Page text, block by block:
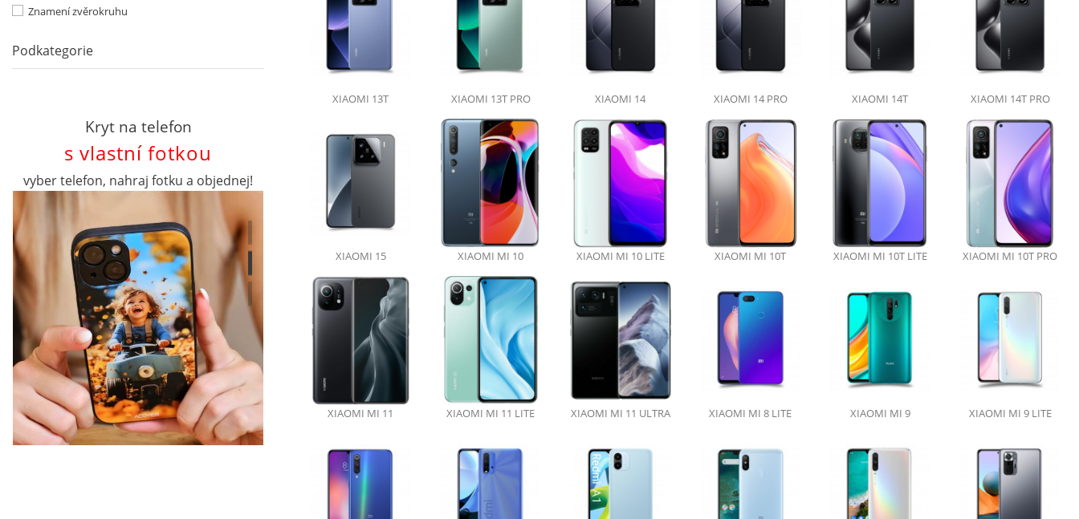
Znamení zvěrokruhu
Podkategorie
Kryt na telefon
s vlastní fotkou
vyber telefon, nahraj fotku a objednej!
XIAOMI 13T XIAOMI 13T PRO XIAOMI 14 XIAOMI 14 PRO XIAOMI 14T XIAOMI 14T PRO
XIAOMI 15 XIAOMI MI 10 XIAOMI MI 10 LITE XIAOMI MI 10T XIAOMI MI 10T LITE XIAOMI MI 10T PRO
XIAOMI MI 11 XIAOMI MI 11 LITE XIAOMI MI 11 ULTRA XIAOMI MI 8 LITE XIAOMI MI 9 XIAOMI MI 9 LITE